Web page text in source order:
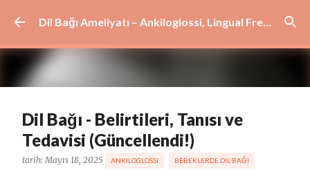
Ana içeriğe atla Dil Bağı Ameliyatı – Ankiloglossi, Lingual Frenulum ve Dudak Bağı Tedavisi | İstanbul
Dil Bağı - Belirtileri, Tanısı ve
Tedavisi (Güncellendi!)
tarih: Mayıs 18, 2025 ANKILOGLOSSI BEBEKLERDE DIL BAĞI